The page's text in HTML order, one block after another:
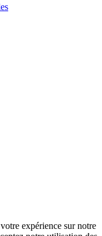
expérience sur notre